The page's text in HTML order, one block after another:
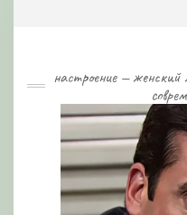
настроение — женский